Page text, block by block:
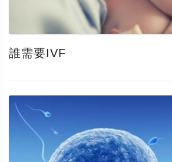
誰需要IVF